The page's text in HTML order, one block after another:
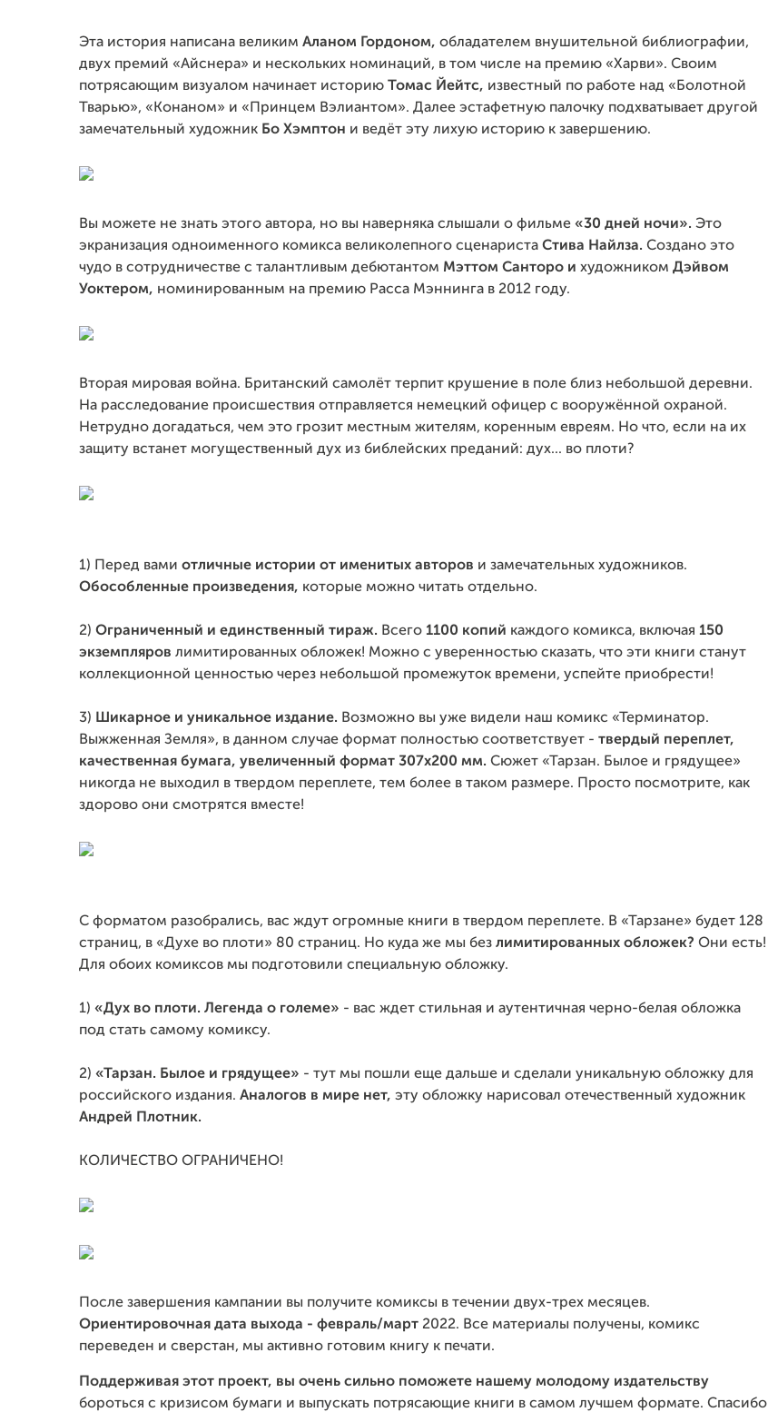
Эта история написана великим Аланом Гордоном, обладателем внушительной библиографии,
двух премий «Айснера» и нескольких номинаций, в том числе на премию «Харви». Своим
потрясающим визуалом начинает историю Томас Йейтс, известный по работе над «Болотной
Тварью», «Конаном» и «Принцем Вэлиантом». Далее эстафетную палочку подхватывает другой
замечательный художник Бо Хэмптон и ведёт эту лихую историю к завершению.
Вы можете не знать этого автора, но вы наверняка слышали о фильме «30 дней ночи». Это
экранизация одноименного комикса великолепного сценариста Стива Найлза. Создано это
чудо в сотрудничестве с талантливым дебютантом Мэттом Санторо и художником Дэйвом
Уоктером, номинированным на премию Расса Мэннинга в 2012 году.
Вторая мировая война. Британский самолёт терпит крушение в поле близ небольшой деревни.
На расследование происшествия отправляется немецкий офицер с вооружённой охраной.
Нетрудно догадаться, чем это грозит местным жителям, коренным евреям. Но что, если на их
защиту встанет могущественный дух из библейских преданий: дух... во плоти?
1) Перед вами отличные истории от именитых авторов и замечательных художников.
Обособленные произведения, которые можно читать отдельно.
2) Ограниченный и единственный тираж. Всего 1100 копий каждого комикса, включая 150
экземпляров лимитированных обложек! Можно с уверенностью сказать, что эти книги станут
коллекционной ценностью через небольшой промежуток времени, успейте приобрести!
3) Шикарное и уникальное издание. Возможно вы уже видели наш комикс «Терминатор.
Выжженная Земля», в данном случае формат полностью соответствует - твердый переплет,
качественная бумага, увеличенный формат 307х200 мм. Сюжет «Тарзан. Былое и грядущее»
никогда не выходил в твердом переплете, тем более в таком размере. Просто посмотрите, как
здорово они смотрятся вместе!
С форматом разобрались, вас ждут огромные книги в твердом переплете. В «Тарзане» будет 128
страниц, в «Духе во плоти» 80 страниц. Но куда же мы без лимитированных обложек? Они есть!
Для обоих комиксов мы подготовили специальную обложку.
1) «Дух во плоти. Легенда о големе» - вас ждет стильная и аутентичная черно-белая обложка
под стать самому комиксу.
2) «Тарзан. Былое и грядущее» - тут мы пошли еще дальше и сделали уникальную обложку для
российского издания. Аналогов в мире нет, эту обложку нарисовал отечественный художник
Андрей Плотник.
КОЛИЧЕСТВО ОГРАНИЧЕНО!
После завершения кампании вы получите комиксы в течении двух-трех месяцев.
Ориентировочная дата выхода - февраль/март 2022. Все материалы получены, комикс
переведен и сверстан, мы активно готовим книгу к печати.
Поддерживая этот проект, вы очень сильно поможете нашему молодому издательству
бороться с кризисом бумаги и выпускать потрясающие книги в самом лучшем формате. Спасибо